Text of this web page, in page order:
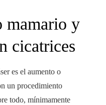
mamario y
cicatrices
es el aumento o
un procedimiento
todo, mínimamente